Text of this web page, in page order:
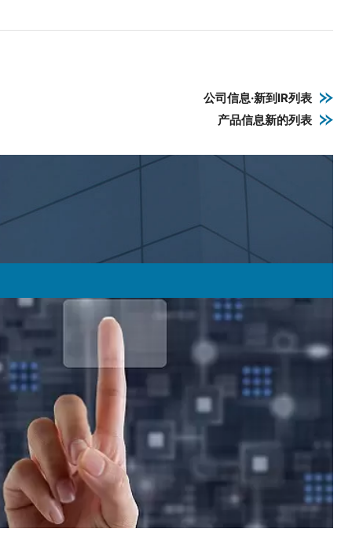
公司信息·新到IR列表
产品信息新的列表